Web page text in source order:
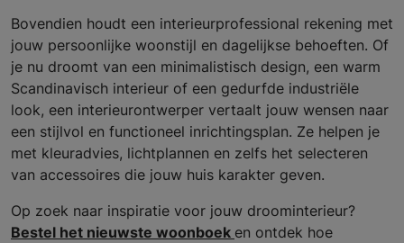
Bovendien houdt een interieurprofessional rekening met
jouw persoonlijke woonstijl en dagelijkse behoeften. Of
je nu droomt van een minimalistisch design, een warm
Scandinavisch interieur of een gedurfde industriële
look, een interieurontwerper vertaalt jouw wensen naar
een stijlvol en functioneel inrichtingsplan. Ze helpen je
met kleuradvies, lichtplannen en zelfs het selecteren
van accessoires die jouw huis karakter geven.
Op zoek naar inspiratie voor jouw droominterieur?
Bestel het nieuwste woonboek en ontdek hoe